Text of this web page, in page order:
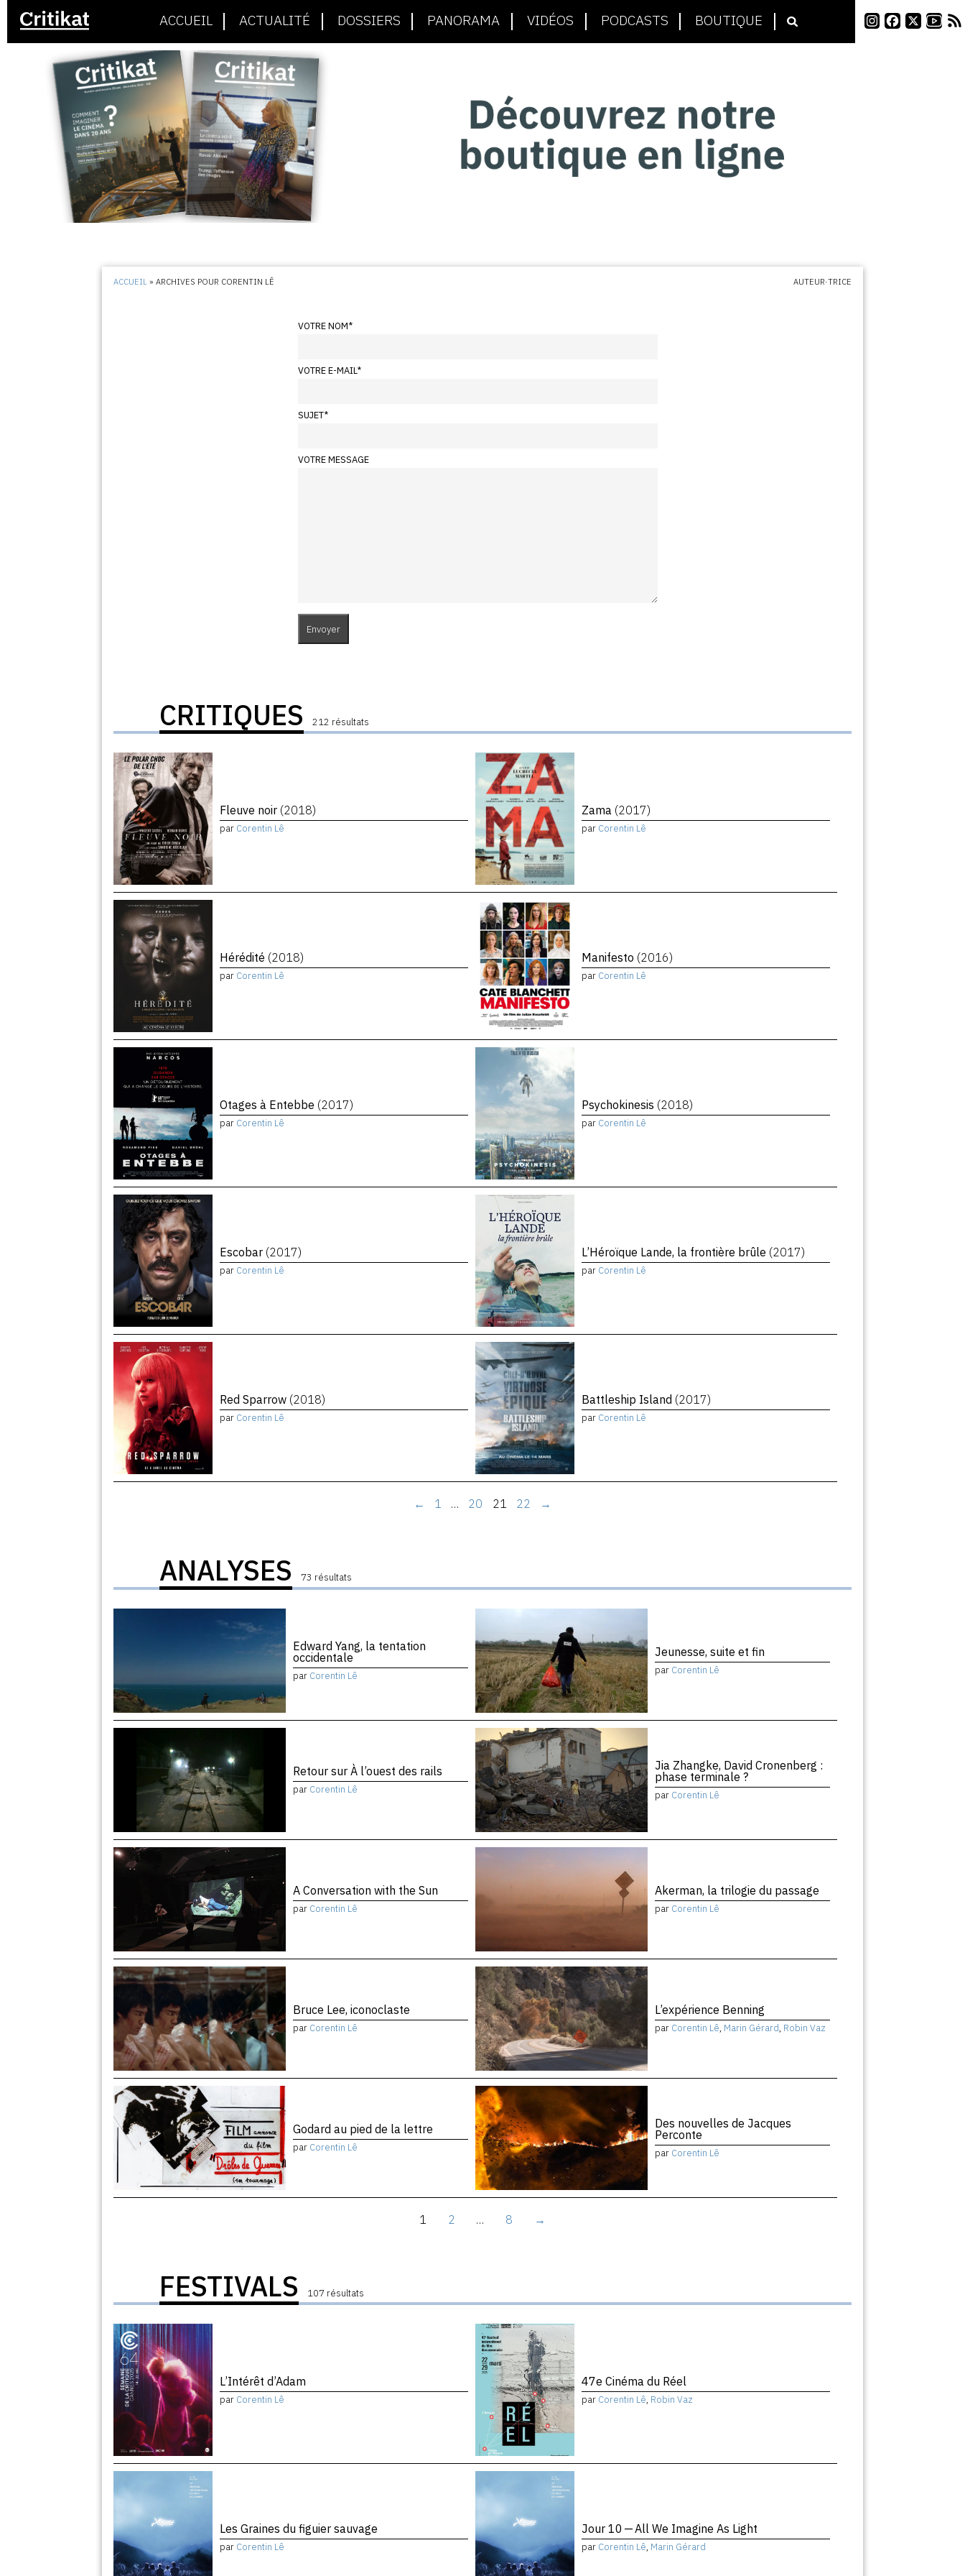
ACCUEIL ACTUALITÉ DOSSIERS PANORAMA VIDÉOS PODCASTS BOUTIQUE
ACCUEIL »ARCHIVES POUR CORENTIN LÊ AUTEUR·TRICE
VOTRE NOM*
VOTRE E-MAIL*
SUJET*
VOTRE MESSAGE
CRITIQUES 212 résultats
Fleuve noir (2018)
par Corentin Lê
Zama (2017)
par Corentin Lê
Hérédité (2018)
par Corentin Lê
Manifesto (2016)
par Corentin Lê
Otages à Entebbe (2017)
par Corentin Lê
Psychokinesis (2018)
par Corentin Lê
Escobar (2017)
par Corentin Lê
L’Héroïque Lande, la frontière brûle (2017)
par Corentin Lê
Red Sparrow (2018)
par Corentin Lê
Battleship Island (2017)
par Corentin Lê
← 1 … 20 21 22 →
ANALYSES 73 résultats
Edward Yang, la tentation
occidentale
par Corentin Lê
Jeunesse, suite et fin
par Corentin Lê
Retour sur À l’ouest des rails
par Corentin Lê
Jia Zhangke, David Cronenberg :
phase terminale ?
par Corentin Lê
A Conversation with the Sun
par Corentin Lê
Akerman, la trilogie du passage
par Corentin Lê
Bruce Lee, iconoclaste
par Corentin Lê
L’expérience Benning
par Corentin Lê, Marin Gérard, Robin Vaz
Godard au pied de la lettre
par Corentin Lê
Des nouvelles de Jacques
Perconte
par Corentin Lê
1 2 … 8 →
FESTIVALS 107 résultats
L’Intérêt d’Adam
par Corentin Lê
47e Cinéma du Réel
par Corentin Lê, Robin Vaz
Les Graines du figuier sauvage
par Corentin Lê
Jour 10 — All We Imagine As Light
par Corentin Lê, Marin Gérard